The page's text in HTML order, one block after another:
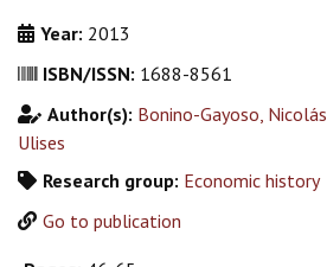
Year: 2013
ISBN/ISSN: 1688-8561
Author(s): Bonino-Gayoso, Nicolás
Ulises
Research group: Economic history
Go to publication